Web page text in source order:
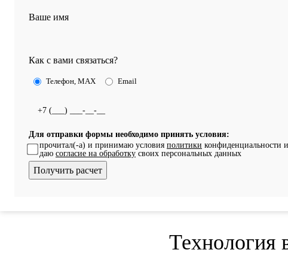
Ваше имя
Как с вами связаться?
Телефон, MAX Email
Для отправки формы необходимо принять условия:
прочитал(-а) и принимаю условия политики конфиденциальности и
даю согласие на обработку своих персональных данных
Технология